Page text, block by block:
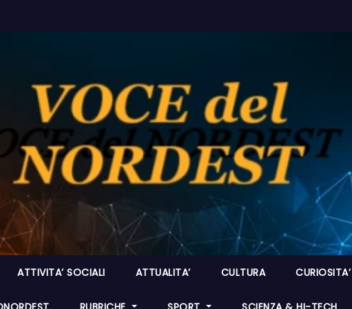
ATTIVITA’ SOCIALI ATTUALITA’ CULTURA CURIOSITA’